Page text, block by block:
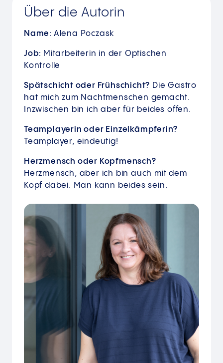
Über die Autorin
Name: Alena Poczask
Job: Mitarbeiterin in der Optischen
Kontrolle
Spätschicht oder Frühschicht? Die Gastro
hat mich zum Nachtmenschen gemacht.
Inzwischen bin ich aber für beides offen.
Teamplayerin oder Einzelkämpferin?
Teamplayer, eindeutig!
Herzmensch oder Kopfmensch?
Herzmensch, aber ich bin auch mit dem
Kopf dabei. Man kann beides sein.